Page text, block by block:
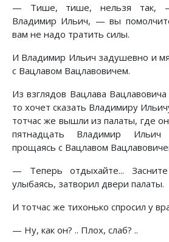
— Тише, тише, нельзя так, —
Владимир Ильич, — вы
вам не надо тратить силы.
И Владимир Ильич задушевно и
с Вацлавом Вацлавовичем.
Из взглядов Вацлава
то хочет сказать Владимиру
тотчас же вышли из палаты, где
пятнадцать Владимир
прощаясь с Вацлавом
— Теперь отдыхайте...
улыбаясь, затворил двери палаты.
И тотчас же тихонько спросил у
— Ну, как он? .. Плох, слаб? ..